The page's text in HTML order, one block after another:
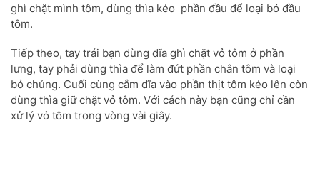
ghì chặt mình tôm, dùng thìa kéo phần đầu để loại bỏ đầu
tôm.
Tiếp theo, tay trái bạn dùng dĩa ghì chặt vỏ tôm ở phần
lưng, tay phải dùng thìa để làm đứt phần chân tôm và loại
bỏ chúng. Cuối cùng cắm dĩa vào phần thịt tôm kéo lên còn
dùng thìa giữ chặt vỏ tôm. Với cách này bạn cũng chỉ cần
xử lý vỏ tôm trong vòng vài giây.